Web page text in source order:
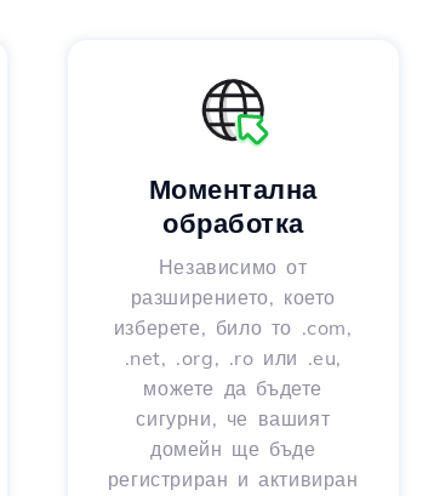
Моментална
обработка
Независимо от
разширението, което
изберете, било то .com,
.net, .org, .ro или .eu,
можете да бъдете
сигурни, че вашият
домейн ще бъде
регистриран и активиран